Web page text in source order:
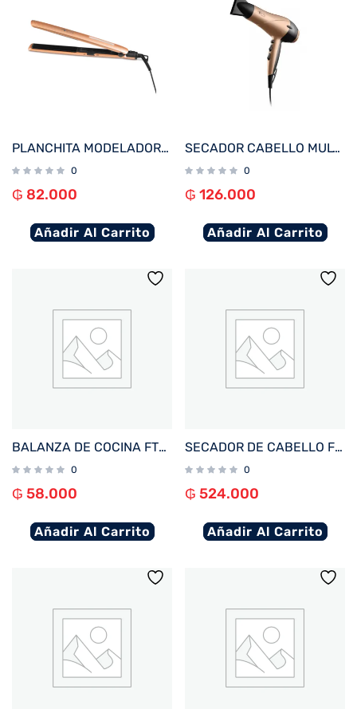
PLANCHITA MODELADORA MULTILASER EB068EUR DORADA 45W BIVOLT
0
₲ 82.000
Añadir Al Carrito
SECADOR CABELLO MULTILASER EB086 2000W 220V DORADO
0
₲ 126.000
Añadir Al Carrito
BALANZA DE COCINA FTX DIGITAL 10KG PLANA GRIS KS-101
0
₲ 58.000
Añadir Al Carrito
SECADOR DE CABELLO FTX SUPERSONIC NURAL 1600W 220V TURQUESA
0
₲ 524.000
Añadir Al Carrito